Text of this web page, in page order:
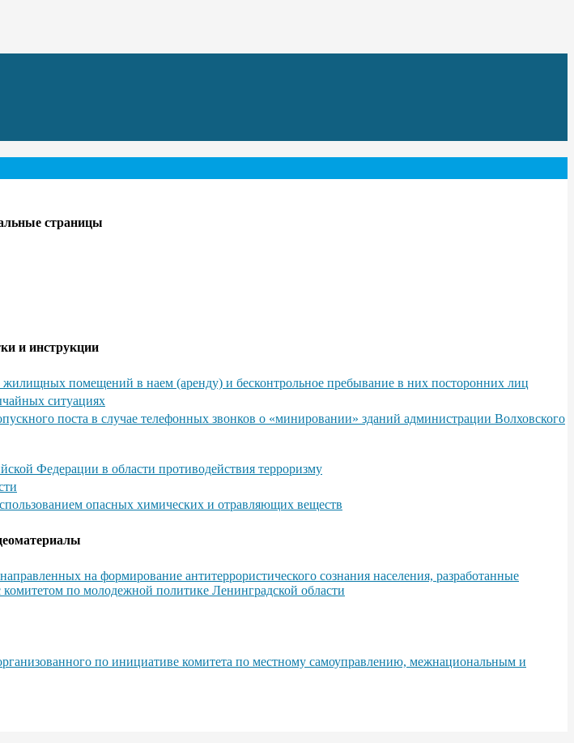
страницы
и инструкции
жилищных помещений в наем (аренду) и бесконтрольное пребывание в них посторонних лиц
ситуациях
поста в случае телефонных звонков о «минировании» зданий администрации Волховского
Федерации в области противодействия терроризму
опасных химических и отравляющих веществ
на формирование антитеррористического сознания населения, разработанные
по молодежной политике Ленинградской области
по инициативе комитета по местному самоуправлению, межнациональным и